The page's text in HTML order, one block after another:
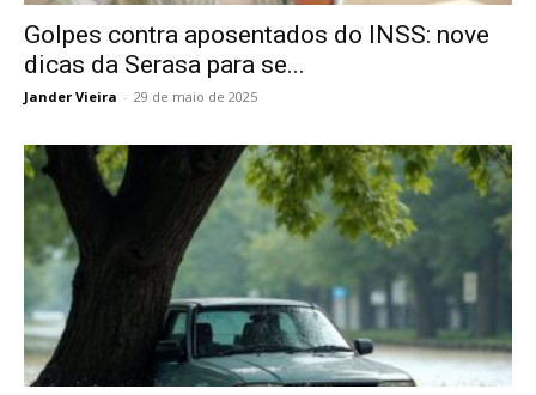
Golpes contra aposentados do INSS: nove
dicas da Serasa para se...
Jander Vieira - 29 de maio de 2025